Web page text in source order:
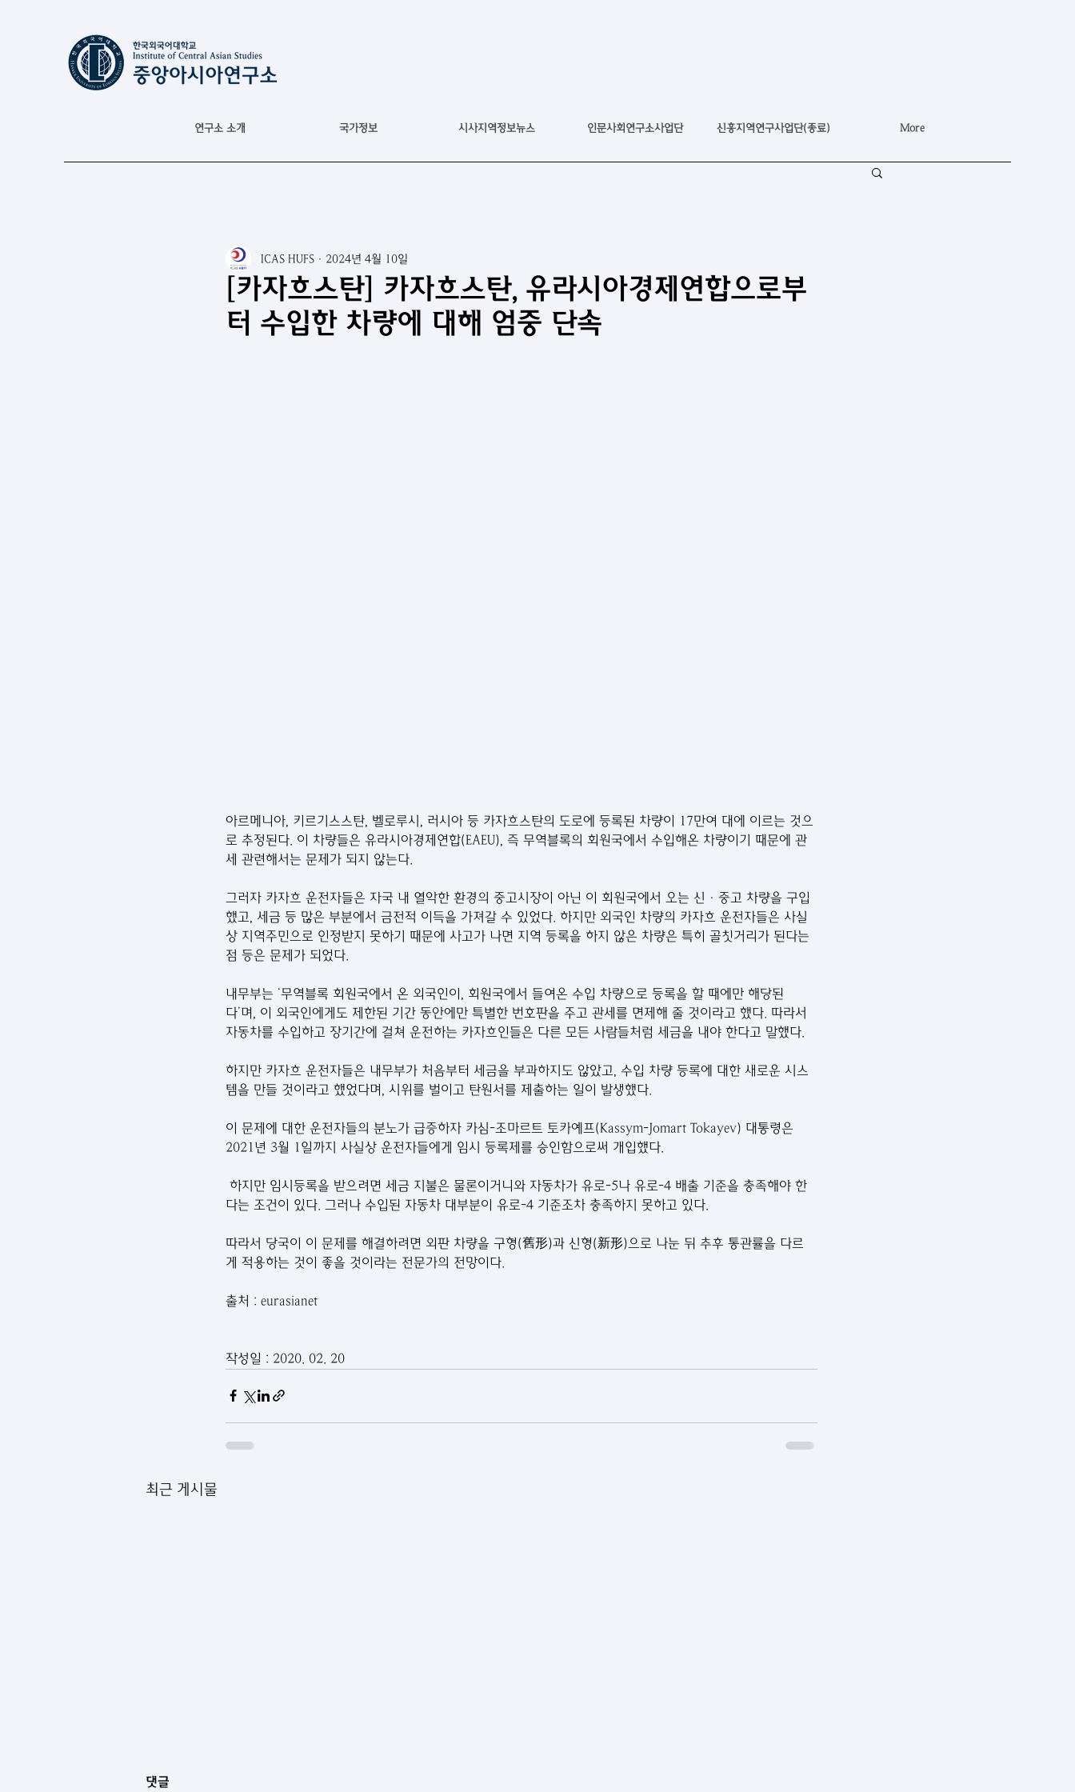
연구소 소개 국가정보 시사지역정보뉴스 인문사회연구소사업단 신흥지역연구사업단(종료) More
[카자흐스탄] 카자흐스탄, 유라시아경제연합으로부
터 수입한 차량에 대해 엄중 단속
ICAS HUFS 2024년 4월 10일
아르메니아, 키르기스스탄, 벨로루시, 러시아 등 카자흐스탄의 도로에 등록된 차량이 17만여 대에 이르는 것으
로 추정된다. 이 차량들은 유라시아경제연합(EAEU), 즉 무역블록의 회원국에서 수입해온 차량이기 때문에 관
세 관련해서는 문제가 되지 않는다.
그러자 카자흐 운전자들은 자국 내 열악한 환경의 중고시장이 아닌 이 회원국에서 오는 신·중고 차량을 구입
했고, 세금 등 많은 부분에서 금전적 이득을 가져갈 수 있었다. 하지만 외국인 차량의 카자흐 운전자들은 사실
상 지역주민으로 인정받지 못하기 때문에 사고가 나면 지역 등록을 하지 않은 차량은 특히 골칫거리가 된다는
점 등은 문제가 되었다.
내무부는 ‘무역블록 회원국에서 온 외국인이, 회원국에서 들여온 수입 차량으로 등록을 할 때에만 해당된
다’며, 이 외국인에게도 제한된 기간 동안에만 특별한 번호판을 주고 관세를 면제해 줄 것이라고 했다. 따라서
자동차를 수입하고 장기간에 걸쳐 운전하는 카자흐인들은 다른 모든 사람들처럼 세금을 내야 한다고 말했다.
하지만 카자흐 운전자들은 내무부가 처음부터 세금을 부과하지도 않았고, 수입 차량 등록에 대한 새로운 시스
템을 만들 것이라고 했었다며, 시위를 벌이고 탄원서를 제출하는 일이 발생했다.
이 문제에 대한 운전자들의 분노가 급증하자 카심-조마르트 토카예프(Kassym-Jomart Tokayev) 대통령은
2021년 3월 1일까지 사실상 운전자들에게 임시 등록제를 승인함으로써 개입했다.
하지만 임시등록을 받으려면 세금 지불은 물론이거니와 자동차가 유로-5나 유로-4 배출 기준을 충족해야 한
다는 조건이 있다. 그러나 수입된 자동차 대부분이 유로-4 기준조차 충족하지 못하고 있다.
따라서 당국이 이 문제를 해결하려면 외판 차량을 구형(舊形)과 신형(新形)으로 나눈 뒤 추후 통관률을 다르
게 적용하는 것이 좋을 것이라는 전문가의 전망이다.
출처 : eurasianet
작성일 : 2020. 02. 20
최근 게시물
댓글